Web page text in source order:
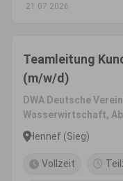
21.07.2026
Teamleitung
(m/w/d)
DWA Deutsche
Wasserwirtschaft,
Hennef (Sieg)
Vollzeit